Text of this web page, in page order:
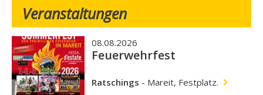
Veranstaltungen
08.08.2026
Feuerwehrfest
Ratschings - Mareit, Festplatz.